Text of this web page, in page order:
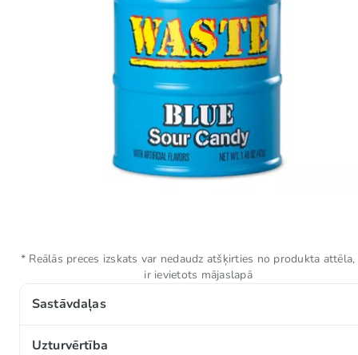
Sastāvdaļas
Cukurs, glikozes sīrups, skābe (E330), dekstroze,
Uzturvērtība
* Reālās preces izskats var nedaudz atšķirties no produkta attēla,
ir ievietots mājaslapā